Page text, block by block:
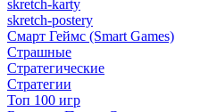
skretch-karty
skretch-postery
Смарт Геймс (Smart Games)
Страшные
Стратегические
Стратегии
Топ 100 игр